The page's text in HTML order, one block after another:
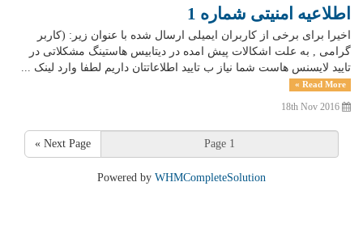
اطلاعیه امنیتی شماره 1
اخیرا برای برخی از کاربران ایمیلی ارسال شده با عنوان زیر: (کاربر
گرامی , به علت اشکالات پیش امده در دیتابیس هاستینگ مشکلاتی در
تایید لایسنس هاست شما نیاز ب تایید اطلاعاتتان داریم لطفا وارد لینک ...
Read More »
Next Page »
Powered by WHMCompleteSolution